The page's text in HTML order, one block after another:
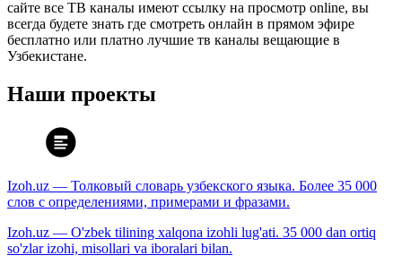
сайте все ТВ каналы имеют ссылку на просмотр online, вы
всегда будете знать где смотреть онлайн в прямом эфире
бесплатно или платно лучшие тв каналы вещающие в
Узбекистане.
Наши проекты
Izoh.uz — Толковый словарь узбекского языка. Более 35 000
слов с определениями, примерами и фразами.
Izoh.uz — O'zbek tilining xalqona izohli lug'ati. 35 000 dan ortiq
so'zlar izohi, misollari va iboralari bilan.